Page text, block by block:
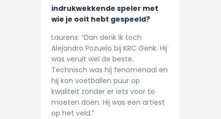
indrukwekkende speler met
wie je ooit hebt gespeeld?
Laurens: “Dan denk ik toch
Alejandro Pozuelo bij KRC Genk. Hij
was veruit wel de beste.
Technisch was hij fenomenaal en
hij kon voetballen puur op
kwaliteit zonder er iets voor te
moeten doen. Hij was een artiest
op het veld.”